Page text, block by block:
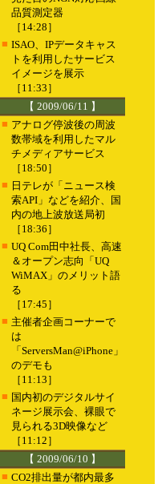
品質測定器
［14:28］
■ ISAO、IPデータキャス
トを利用したサービス
イメージを展示
［11:33］
【 2009/06/11 】
■ アナログ停波後の周波
数帯域を利用したマル
チメディアサービス
［18:50］
■ 日テレが「ニュース検
索API」などを紹介、国
内の地上波放送局初
［18:36］
■ UQ Com田中社長、高速
＆オープン志向「UQ
WiMAX」のメリット語
る
［17:45］
■ 主催者企画コーナーで
は
「ServersMan@iPhone」
のデモも
［11:13］
■ 国内初のデジタルサイ
ネージ展示会、裸眼で
見られる3D映像など
［11:12］
【 2009/06/10 】
■ CO2排出量が都内最多